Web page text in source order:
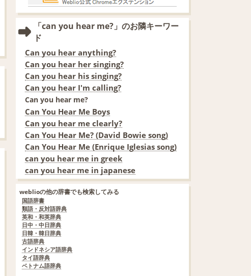
「can you hear me?」のお隣キーワー
ド
Can you hear anything?
Can you hear her singing?
Can you hear his singing?
Can you hear I'm calling?
Can you hear me?
Can You Hear Me Boys
Can you hear me clearly?
Can You Hear Me? (David Bowie song)
Can You Hear Me (Enrique Iglesias song)
can you hear me in greek
can you hear me in japanese
weblioの他の辞書でも検索してみる
国語辞書
類語・反対語辞典
英和・和英辞典
日中・中日辞典
日韓・韓日辞典
古語辞典
インドネシア語辞典
タイ語辞典
ベトナム語辞典